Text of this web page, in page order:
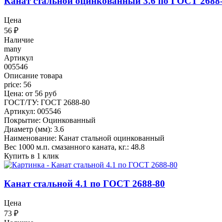
Цена
56 ₽
Наличие
many
Артикул
005546
Описание товара
price: 56
Цена: от 56 руб
ГОСТ/ТУ: ГОСТ 2688-80
Артикул: 005546
Покрытие: Оцинкованный
Диаметр (мм): 3.6
Наименование: Канат стальной оцинкованный
Вес 1000 м.п. смазанного каната, кг.: 48.8
Купить в 1 клик
Канат стальной 4.1 по ГОСТ 2688-80
Цена
73 ₽